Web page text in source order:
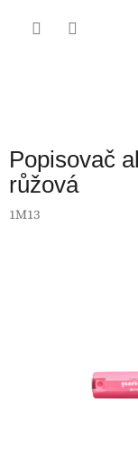
Popisovač
růžová
1M13